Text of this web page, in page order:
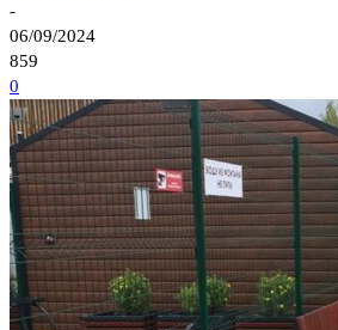
-
06/09/2024
859
0